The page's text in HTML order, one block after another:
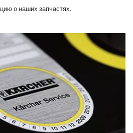
о наших запчастях.